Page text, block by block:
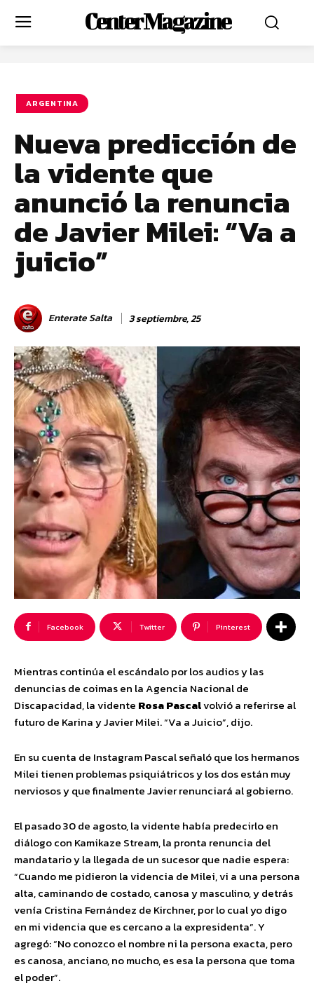
Center Magazine
ARGENTINA
Nueva predicción de
la vidente que
anunció la renuncia
de Javier Milei: “Va a
juicio”
Enterate Salta 3 septiembre, 25
Facebook Twitter Pinterest
Mientras continúa el escándalo por los audios y las
denuncias de coimas en la Agencia Nacional de
Discapacidad, la vidente Rosa Pascalvolvió a referirse al
futuro de Karina y Javier Milei. “Va a Juicio”, dijo.
En su cuenta de Instagram Pascal señaló que los hermanos
Milei tienen problemas psiquiátricos y los dos están muy
nerviosos y que finalmente Javier renunciará al gobierno.
El pasado 30 de agosto, la vidente había predecirlo en
diálogo con Kamikaze Stream, la pronta renuncia del
mandatario y la llegada de un sucesor que nadie espera:
“Cuando me pidieron la videncia de Milei, vi a una persona
alta, caminando de costado, canosa y masculino, y detrás
venía Cristina Fernández de Kirchner, por lo cual yo digo
en mi videncia que es cercano a la expresidenta”. Y
agregó: “No conozco el nombre ni la persona exacta, pero
es canosa, anciano, no mucho, es esa la persona que toma
el poder”.